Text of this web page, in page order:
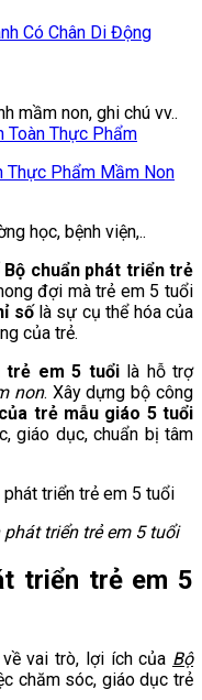
Có Chân Di Động
mầm non, ghi chú vv..
Thực Phẩm Mầm Non
học, bệnh viện,..
Bộ chuẩn phát triển trẻ
đợi mà trẻ em 5 tuổi
sốlà sự cụ thể hóa của
của trẻ.
trẻ em 5 tuổilà hỗ trợ
non. Xây dựng bộ công
trẻ mẫu giáo 5 tuổi
giáo dục, chuẩn bị tâm
triển trẻ em 5 tuổi
triển trẻ em 5
vai trò, lợi ích của Bộ
chăm sóc, giáo dục trẻ